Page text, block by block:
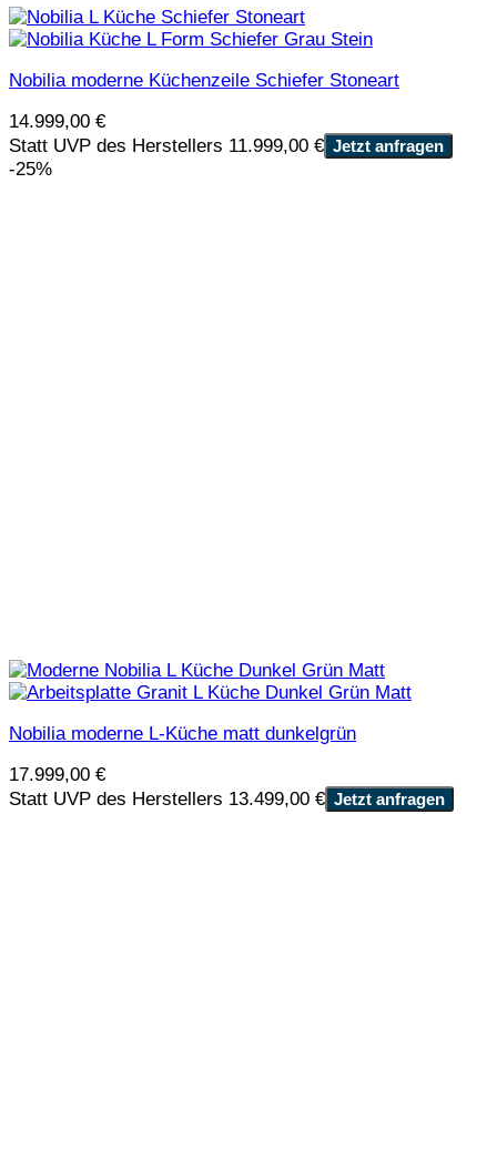
Nobilia moderne Küchenzeile Schiefer Stoneart
14.999,00 €
Statt UVP des Herstellers 11.999,00 € Jetzt anfragen
-25%
Nobilia moderne L-Küche matt dunkelgrün
17.999,00 €
Statt UVP des Herstellers 13.499,00 € Jetzt anfragen